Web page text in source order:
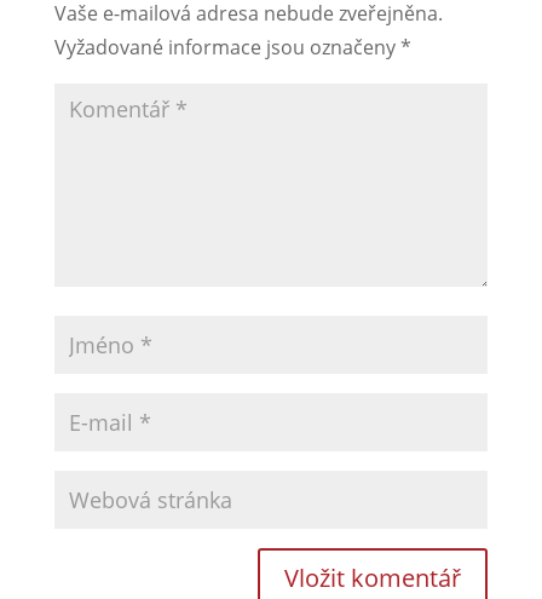
Vaše e-mailová adresa nebude zveřejněna.
Vyžadované informace jsou označeny*